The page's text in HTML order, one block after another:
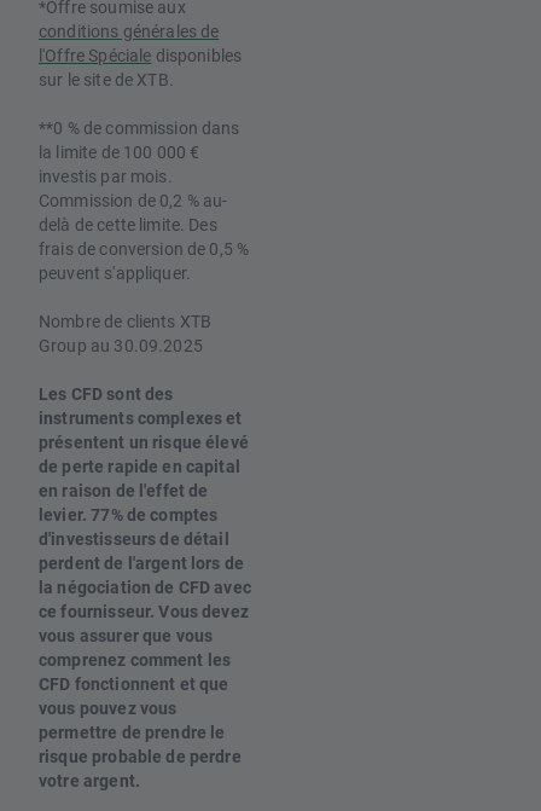
*Offre soumise aux
conditions générales de
l'Offre Spéciale disponibles
sur le site de XTB.
**0 % de commission dans
la limite de 100 000 €
investis par mois.
Commission de 0,2 % au-
delà de cette limite. Des
frais de conversion de 0,5 %
peuvent s'appliquer.
Nombre de clients XTB
Group au 30.09.2025
Les CFD sont des
instruments complexes et
présentent un risque élevé
de perte rapide en capital
en raison de l'effet de
levier. 77% de comptes
d'investisseurs de détail
perdent de l'argent lors de
la négociation de CFD avec
ce fournisseur. Vous devez
vous assurer que vous
comprenez comment les
CFD fonctionnent et que
vous pouvez vous
permettre de prendre le
risque probable de perdre
votre argent.